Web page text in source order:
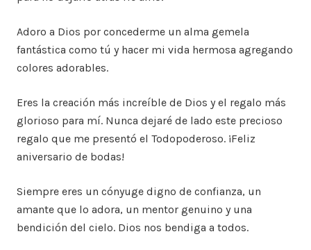
Adoro a Dios por concederme un alma gemela
fantástica como tú y hacer mi vida hermosa agregando
colores adorables.
Eres la creación más increíble de Dios y el regalo más
glorioso para mí. Nunca dejaré de lado este precioso
regalo que me presentó el Todopoderoso. ¡Feliz
aniversario de bodas!
Siempre eres un cónyuge digno de confianza, un
amante que lo adora, un mentor genuino y una
bendición del cielo. Dios nos bendiga a todos.